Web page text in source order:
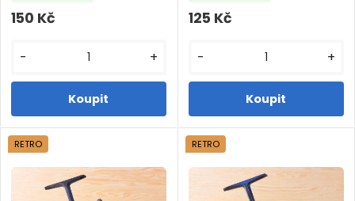
150 Kč
- +
125 Kč
- +
RETRO RETRO